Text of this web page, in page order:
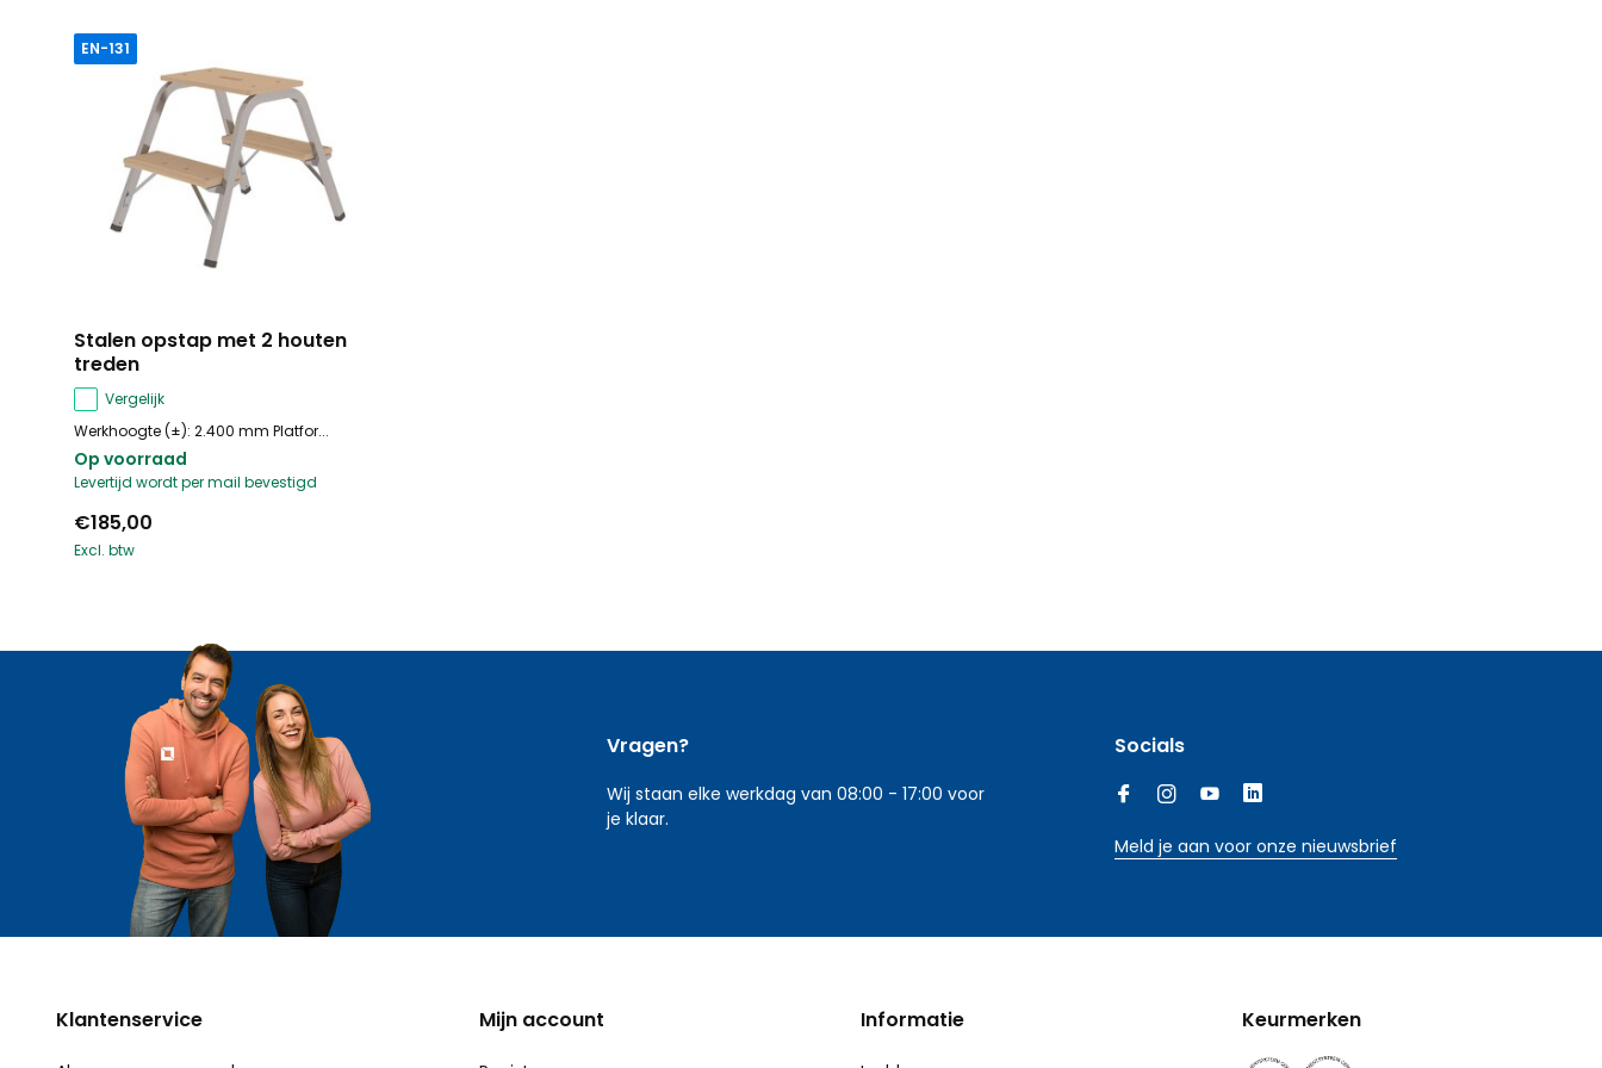
EN-131
Stalen opstap met 2 houten
treden
Vergelijk
Werkhoogte (±): 2.400 mm Platfor...
Op voorraad
Levertijd wordt per mail bevestigd
€185,00
Excl. btw
Vragen?
Wij staan elke werkdag van 08:00 - 17:00 voor
je klaar.
Socials
Meld je aan voor onze nieuwsbrief
Klantenservice Mijn account Informatie Keurmerken